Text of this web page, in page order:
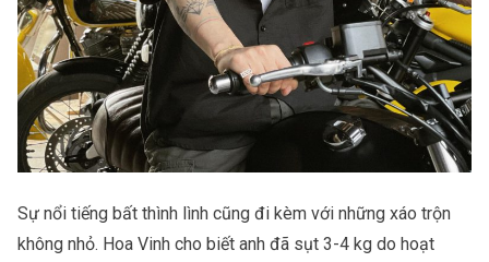
Sự nổi tiếng bất thình lình cũng đi kèm với những xáo trộn
không nhỏ. Hoa Vinh cho biết anh đã sụt 3-4 kg do hoạt